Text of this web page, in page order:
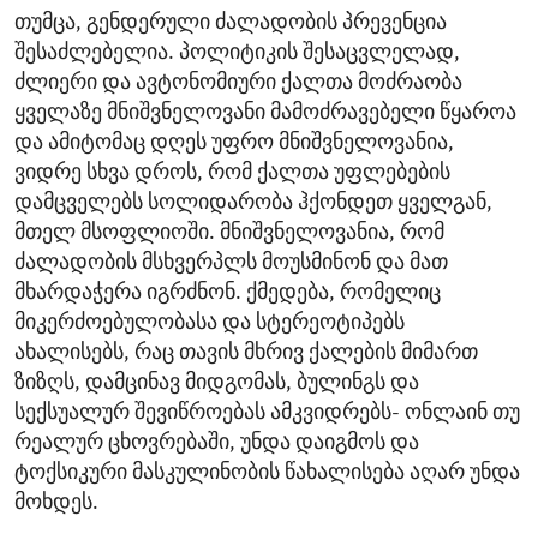
თუმცა, გენდერული ძალადობის პრევენცია
შესაძლებელია. პოლიტიკის შესაცვლელად,
ძლიერი და ავტონომიური ქალთა მოძრაობა
ყველაზე მნიშვნელოვანი მამოძრავებელი წყაროა
და ამიტომაც დღეს უფრო მნიშვნელოვანია,
ვიდრე სხვა დროს, რომ ქალთა უფლებების
დამცველებს სოლიდარობა ჰქონდეთ ყველგან,
მთელ მსოფლიოში. მნიშვნელოვანია, რომ
ძალადობის მსხვერპლს მოუსმინონ და მათ
მხარდაჭერა იგრძნონ. ქმედება, რომელიც
მიკერძოებულობასა და სტერეოტიპებს
ახალისებს, რაც თავის მხრივ ქალების მიმართ
ზიზღს, დამცინავ მიდგომას, ბულინგს და
სექსუალურ შევიწროებას ამკვიდრებს- ონლაინ თუ
რეალურ ცხოვრებაში, უნდა დაიგმოს და
ტოქსიკური მასკულინობის წახალისება აღარ უნდა
მოხდეს.